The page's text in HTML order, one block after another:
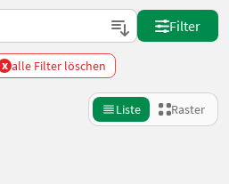
Filter
x alle Filter löschen
Liste Raster